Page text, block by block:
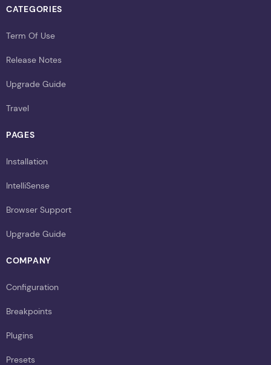
CATEGORIES
Term Of Use
Release Notes
Upgrade Guide
Travel
PAGES
Installation
IntelliSense
Browser Support
Upgrade Guide
COMPANY
Configuration
Breakpoints
Plugins
Presets